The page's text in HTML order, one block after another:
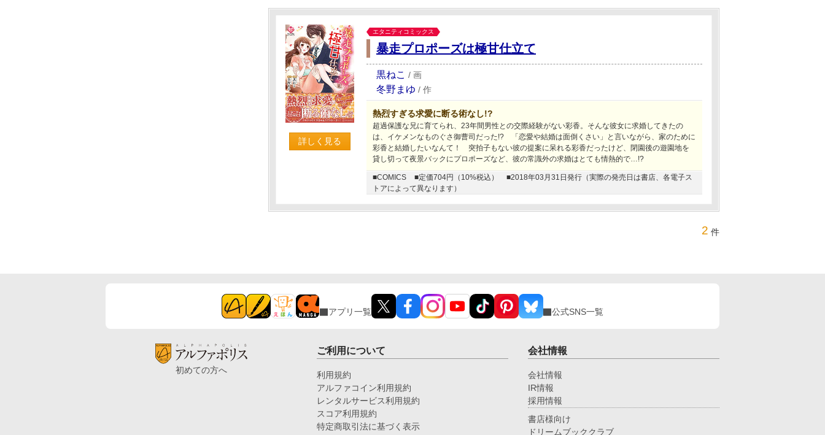
詳しく見る
エタニティコミックス
暴走プロポーズは極甘仕立て
黒ねこ / 画
冬野まゆ / 作
熱烈すぎる求愛に断る術なし!?
超過保護な兄に育てられ、23年間男性との交際経験がない彩香。そんな彼女に求婚してきたの
は、イケメンなものぐさ御曹司だった!? 「恋愛や結婚は面倒くさい」と言いながら、家のために
彩香と結婚したいなんて！ 突拍子もない彼の提案に呆れる彩香だったけど、閉園後の遊園地を
貸し切って夜景バックにプロポーズなど、彼の常識外の求婚はとても情熱的で…!?
■COMICS ■定価704円（10%税込）
■2018年03月31日発行（実際の発売日は書店、各電子ス
トアによって異なります）
2 件
アプリ一覧 公式SNS一覧
初めての方へ
ご利用について
利用規約
アルファコイン利用規約
レンタルサービス利用規約
スコア利用規約
特定商取引法に基づく表示
会社情報
会社情報
IR情報
採用情報
書店様向け
ドリームブッククラブ